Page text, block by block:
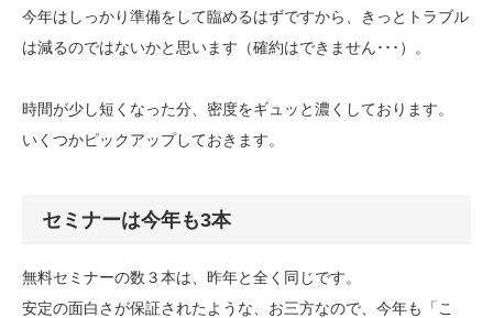
今年はしっかり準備をして臨めるはずですから、きっとトラブル
は減るのではないかと思います（確約はできません･･･）。
時間が少し短くなった分、密度をギュッと濃くしております。
いくつかピックアップしておきます。
セミナーは今年も3本
無料セミナーの数３本は、昨年と全く同じです。
安定の面白さが保証されたような、お三方なので、今年も「こ